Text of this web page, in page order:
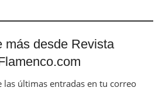
más desde Revista
las últimas entradas en tu correo